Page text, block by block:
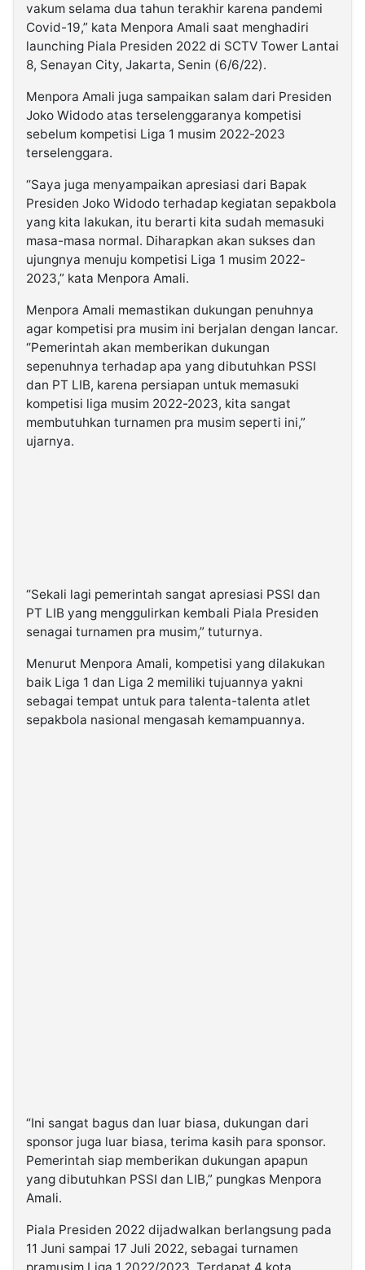
vakum selama dua tahun terakhir karena pandemi
Covid-19,” kata Menpora Amali saat menghadiri
launching Piala Presiden 2022 di SCTV Tower Lantai
8, Senayan City, Jakarta, Senin (6/6/22).
Menpora Amali juga sampaikan salam dari Presiden
Joko Widodo atas terselenggaranya kompetisi
sebelum kompetisi Liga 1 musim 2022-2023
terselenggara.
“Saya juga menyampaikan apresiasi dari Bapak
Presiden Joko Widodo terhadap kegiatan sepakbola
yang kita lakukan, itu berarti kita sudah memasuki
masa-masa normal. Diharapkan akan sukses dan
ujungnya menuju kompetisi Liga 1 musim 2022-
2023,” kata Menpora Amali.
Menpora Amali memastikan dukungan penuhnya
agar kompetisi pra musim ini berjalan dengan lancar.
“Pemerintah akan memberikan dukungan
sepenuhnya terhadap apa yang dibutuhkan PSSI
dan PT LIB, karena persiapan untuk memasuki
kompetisi liga musim 2022-2023, kita sangat
membutuhkan turnamen pra musim seperti ini,”
ujarnya.
“Sekali lagi pemerintah sangat apresiasi PSSI dan
PT LIB yang menggulirkan kembali Piala Presiden
senagai turnamen pra musim,” tuturnya.
Menurut Menpora Amali, kompetisi yang dilakukan
baik Liga 1 dan Liga 2 memiliki tujuannya yakni
sebagai tempat untuk para talenta-talenta atlet
sepakbola nasional mengasah kemampuannya.
“Ini sangat bagus dan luar biasa, dukungan dari
sponsor juga luar biasa, terima kasih para sponsor.
Pemerintah siap memberikan dukungan apapun
yang dibutuhkan PSSI dan LIB,” pungkas Menpora
Amali.
Piala Presiden 2022 dijadwalkan berlangsung pada
11 Juni sampai 17 Juli 2022, sebagai turnamen